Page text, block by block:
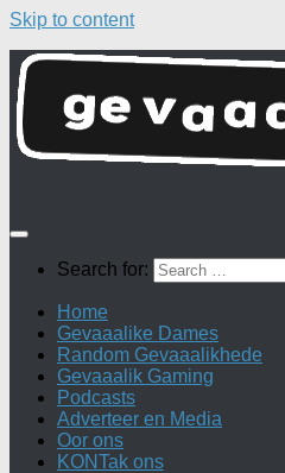
Skip to content
Search for:
Home
Gevaaalike Dames
Random Gevaaalikhede
Gevaaalik Gaming
Podcasts
Adverteer en Media
Oor ons
KONTak ons